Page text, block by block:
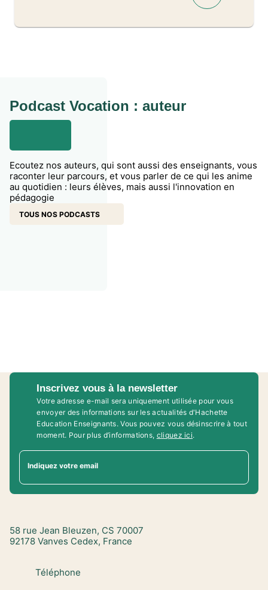
Podcast Vocation : auteur
Ecoutez nos auteurs, qui sont aussi des enseignants, vous
raconter leur parcours, et vous parler de ce qui les anime
au quotidien : leurs élèves, mais aussi l'innovation en
pédagogie
TOUS NOS PODCASTS
Inscrivez vous à la newsletter
Votre adresse e-mail sera uniquement utilisée pour vous
envoyer des informations sur les actualités d'Hachette
Education Enseignants. Vous pouvez vous désinscrire à tout
moment. Pour plus d’informations, cliquez ici.
Indiquez votre email
58 rue Jean Bleuzen, CS 70007
92178 Vanves Cedex, France
Téléphone